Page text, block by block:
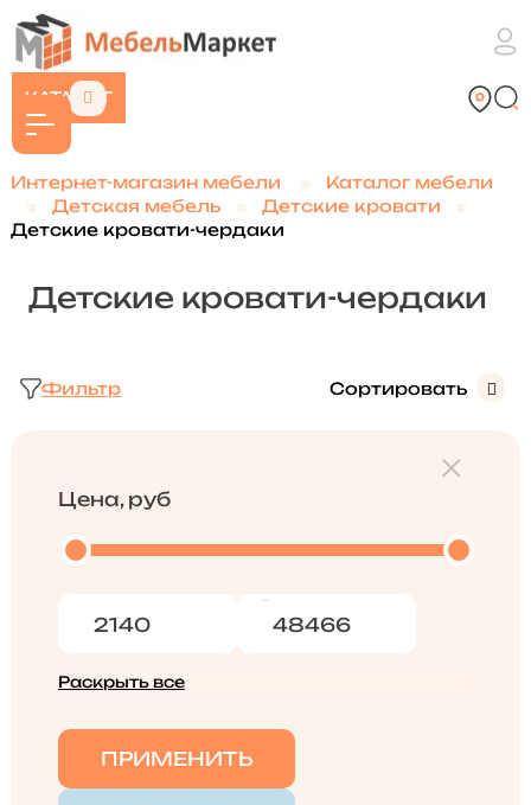
КАТАЛОГ
Интернет-магазин мебели
Каталог мебели
Детская мебель
Детские кровати
Детские кровати-чердаки
Детские кровати-чердаки
Фильтр Сортировать
Цена, руб
Раскрыть все
ПРИМЕНИТЬ